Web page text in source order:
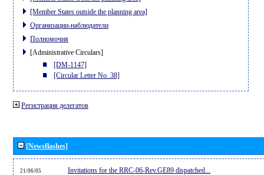
[Member States outside the planning area]
Организации-наблюдатели
Полномочия
[Administrative Circulars]
[DM-1147]
[Circular Letter No. 38]
Регистрация делегатов
[Newsflashes]
21/06/05 Invitations for the RRC-06-Rev.GE89 dispatched...